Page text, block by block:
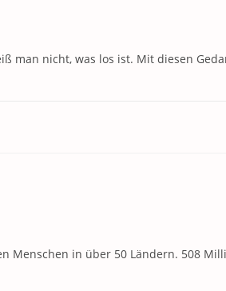
man nicht, was los ist. Mit diesen
Menschen in über 50 Ländern. 508